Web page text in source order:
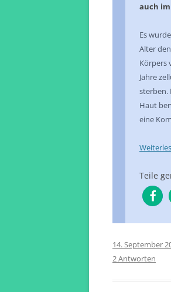
auch
Es
Alter
Körpers
Jahre
sterben.
Haut
eine
Teile
14. September
2 Antworten